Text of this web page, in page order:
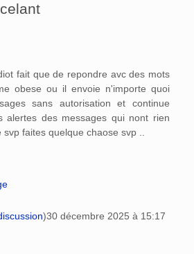
fait que de repondre avc des mots
obese ou il envoie n'importe quoi
sans autorisation et continue
alertes des messages qui nont rien
faites quelque chaose svp ..
)30 décembre 2025 à 15:17